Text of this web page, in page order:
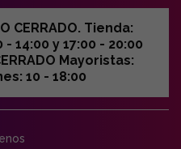
CERRADO. Tienda:
14:00 y 17:00 - 20:00
Mayoristas:
10 - 18:00